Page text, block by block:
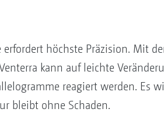
höchste Präzision. Mit
kann auf leichte
reagiert werden. Es
bleibt ohne Schaden.